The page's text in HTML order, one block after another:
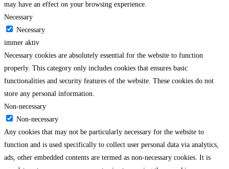
may have an effect on your browsing experience.
Necessary
Necessary
immer aktiv
Necessary cookies are absolutely essential for the website to function
properly. This category only includes cookies that ensures basic
functionalities and security features of the website. These cookies do not
store any personal information.
Non-necessary
Non-necessary
Any cookies that may not be particularly necessary for the website to
function and is used specifically to collect user personal data via analytics,
ads, other embedded contents are termed as non-necessary cookies. It is